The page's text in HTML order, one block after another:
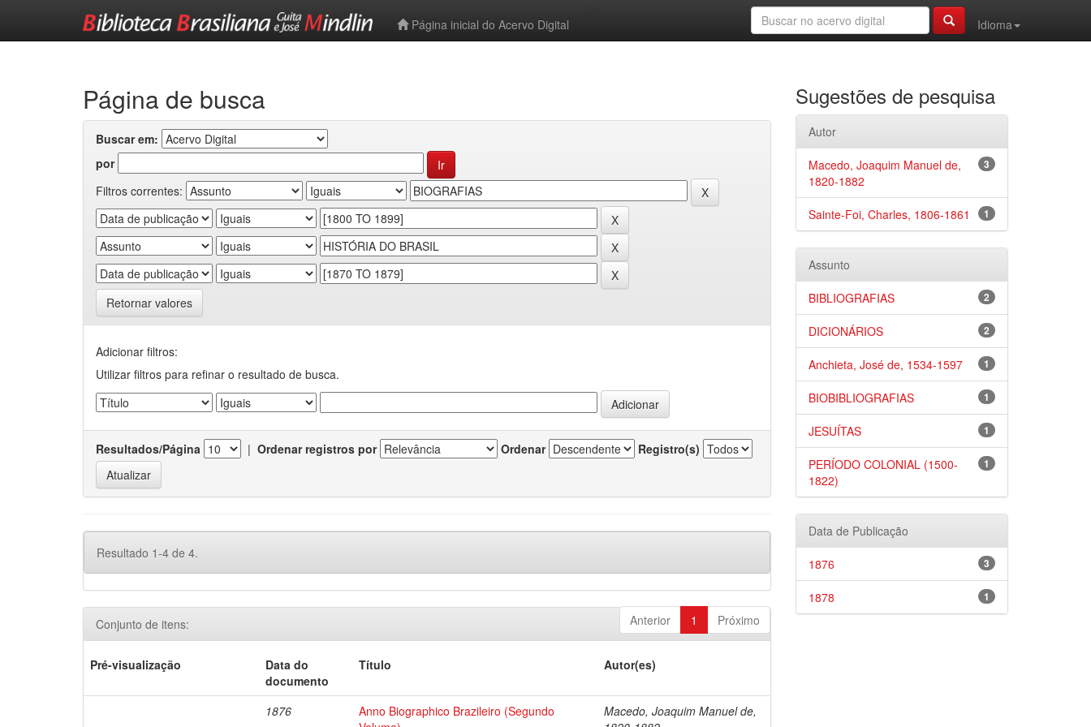
Página inicial do Acervo Digital
Idioma
Página de busca
Buscar em:
por
Filtros correntes:
Retornar valores
Adicionar filtros:
Utilizar filtros para refinar o resultado de busca.
Resultados/Página | Ordenar registros por Ordenar Registro(s)
Resultado 1-4 de 4.
Anterior 1 Próximo
Conjunto de itens:
Pré-visualização
Data do
documento
Título Autor(es)
1876
Anno Biographico Brazileiro (Segundo
Macedo, Joaquim Manuel de,
Sugestões de pesquisa
Autor
3
Macedo, Joaquim Manuel de,
1820-1882
1
Sainte-Foi, Charles, 1806-1861
Assunto
2
BIBLIOGRAFIAS
2
DICIONÁRIOS
1
Anchieta, José de, 1534-1597
1
BIOBIBLIOGRAFIAS
1
JESUÍTAS
1
PERÍODO COLONIAL (1500-
1822)
Data de Publicação
3
1876
1
1878